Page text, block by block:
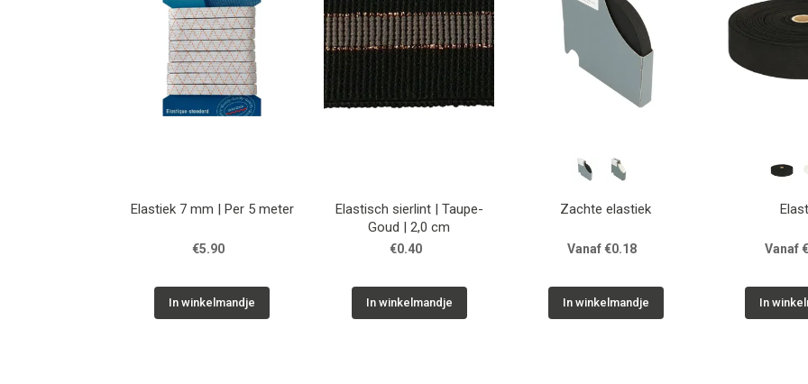
Elastiek 7 mm | Per 5 meter
€5.90
In winkelmandje
Elastisch sierlint | Taupe-
Goud | 2,0 cm
€0.40
In winkelmandje
Zachte elastiek
Vanaf €0.18
In winkelmandje
Vanaf
In